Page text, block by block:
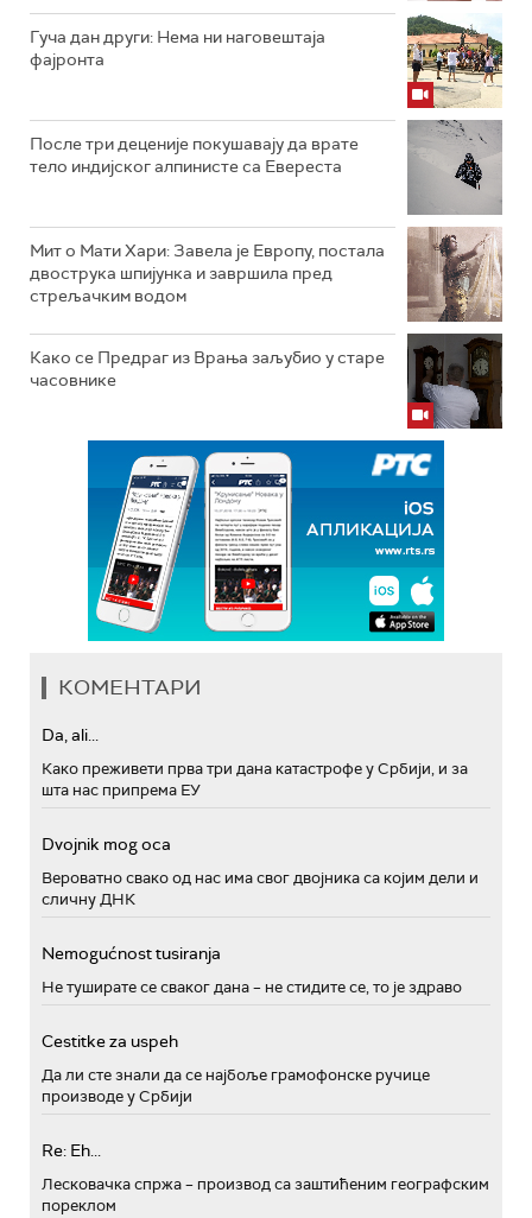
Гуча дан други: Нема ни наговештаја
фајронта
После три деценије покушавају да врате
тело индијског алпинисте са Евереста
Мит о Мати Хари: Завела је Европу, постала
двострука шпијунка и завршила пред
стрељачким водом
Како се Предраг из Врања заљубио у старе
часовнике
КОМЕНТАРИ
Da, ali...
Како преживети прва три дана катастрофе у Србији, и за
шта нас припрема ЕУ
Dvojnik mog oca
Вероватно свако од нас има свог двојника са којим дели и
сличну ДНК
Nemogućnost tusiranja
Не туширате се сваког дана – не стидите се, то је здраво
Cestitke za uspeh
Да ли сте знали да се најбоље грамофонске ручице
производе у Србији
Re: Eh...
Лесковачка спржа – производ са заштићеним географским
пореклом